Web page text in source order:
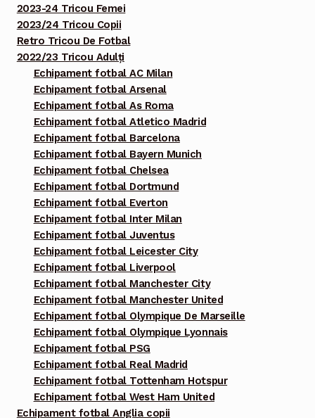
2023-24 Tricou Femei
2023/24 Tricou Copii
Retro Tricou De Fotbal
2022/23 Tricou Adulți
Echipament fotbal AC Milan
Echipament fotbal Arsenal
Echipament fotbal As Roma
Echipament fotbal Atletico Madrid
Echipament fotbal Barcelona
Echipament fotbal Bayern Munich
Echipament fotbal Chelsea
Echipament fotbal Dortmund
Echipament fotbal Everton
Echipament fotbal Inter Milan
Echipament fotbal Juventus
Echipament fotbal Leicester City
Echipament fotbal Liverpool
Echipament fotbal Manchester City
Echipament fotbal Manchester United
Echipament fotbal Olympique De Marseille
Echipament fotbal Olympique Lyonnais
Echipament fotbal PSG
Echipament fotbal Real Madrid
Echipament fotbal Tottenham Hotspur
Echipament fotbal West Ham United
Echipament fotbal Anglia copii